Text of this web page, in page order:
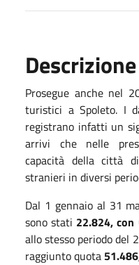
Descrizione
Prosegue anche nel
turistici a Spoleto. I
registrano infatti un
arrivi che nelle
capacità della città
stranieri in diversi
Dal 1 gennaio al 31
sono stati 22.824, con
allo stesso periodo del
raggiunto quota